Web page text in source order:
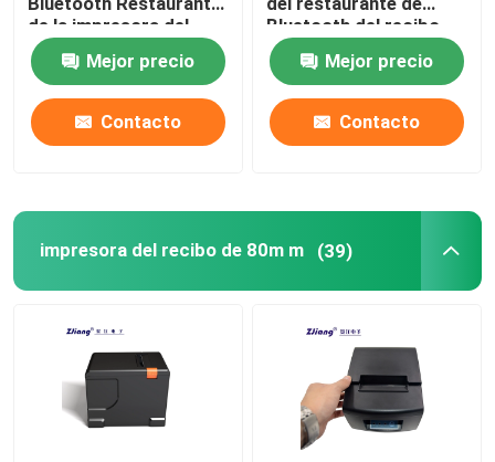
de la impresora del
recibo de 58m m
Mejor precio
Contacto
Bluetooth del recibo
2Inch
Mejor precio
Contacto
impresora del recibo de 80m m (39)